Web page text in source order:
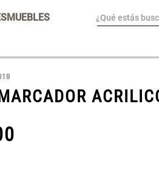
MUEBLES ¿Qué estás
Plegable Led con